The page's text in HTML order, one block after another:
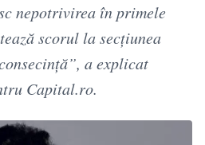
nepotrivirea în primele
scorul la secțiunea
a explicat
Capital.ro.